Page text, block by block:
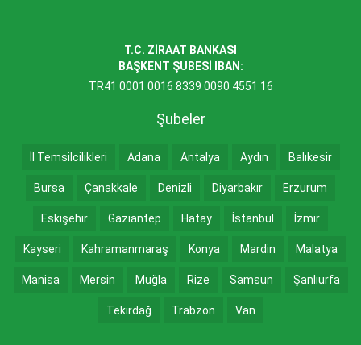
T.C. ZİRAAT BANKASI
BAŞKENT ŞUBESİ IBAN:
TR41 0001 0016 8339 0090 4551 16
Şubeler
İl Temsilcilikleri Adana Antalya Aydın Balıkesir
Bursa Çanakkale Denizli Diyarbakır Erzurum
Eskişehir Gaziantep Hatay İstanbul İzmir
Kayseri Kahramanmaraş Konya Mardin Malatya
Manisa Mersin Muğla Rize Samsun Şanlıurfa
Tekirdağ Trabzon Van